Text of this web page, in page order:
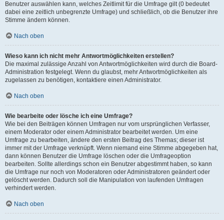
Benutzer auswählen kann, welches Zeitlimit für die Umfrage gilt (0 bedeutet
dabei eine zeitlich unbegrenzte Umfrage) und schließlich, ob die Benutzer ihre
Stimme ändern können.
Nach oben
Wieso kann ich nicht mehr Antwortmöglichkeiten erstellen?
Die maximal zulässige Anzahl von Antwortmöglichkeiten wird durch die Board-
Administration festgelegt. Wenn du glaubst, mehr Antwortmöglichkeiten als
zugelassen zu benötigen, kontaktiere einen Administrator.
Nach oben
Wie bearbeite oder lösche ich eine Umfrage?
Wie bei den Beiträgen können Umfragen nur vom ursprünglichen Verfasser,
einem Moderator oder einem Administrator bearbeitet werden. Um eine
Umfrage zu bearbeiten, ändere den ersten Beitrag des Themas; dieser ist
immer mit der Umfrage verknüpft. Wenn niemand eine Stimme abgegeben hat,
dann können Benutzer die Umfrage löschen oder die Umfrageoption
bearbeiten. Sollte allerdings schon ein Benutzer abgestimmt haben, so kann
die Umfrage nur noch von Moderatoren oder Administratoren geändert oder
gelöscht werden. Dadurch soll die Manipulation von laufenden Umfragen
verhindert werden.
Nach oben